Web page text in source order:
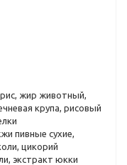
жир животный,
крупа, рисовый
пивные сухие,
цикорий
экстракт юкки